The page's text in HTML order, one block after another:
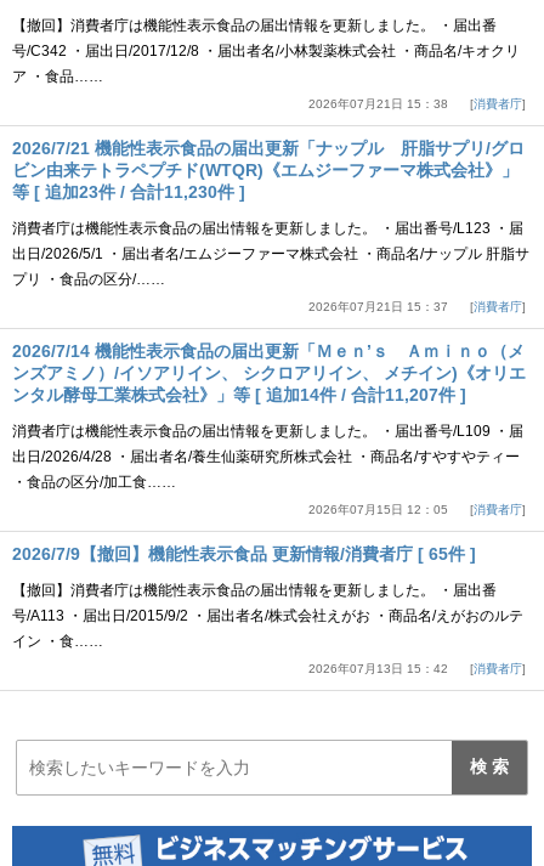
【撤回】消費者庁は機能性表示食品の届出情報を更新しました。 ・届出番
号/C342 ・届出日/2017/12/8 ・届出者名/小林製薬株式会社 ・商品名/キオクリ
ア ・食品……
2026年07月21日 15：38 消費者庁
2026/7/21 機能性表示食品の届出更新「ナップル 肝脂サプリ/グロ
ビン由来テトラペプチド(WTQR)《エムジーファーマ株式会社》」
等 [ 追加23件 / 合計11,230件 ]
消費者庁は機能性表示食品の届出情報を更新しました。 ・届出番号/L123 ・届
出日/2026/5/1 ・届出者名/エムジーファーマ株式会社 ・商品名/ナップル 肝脂サ
プリ ・食品の区分/……
2026年07月21日 15：37 消費者庁
2026/7/14 機能性表示食品の届出更新「Ｍｅｎ’ｓ Ａｍｉｎｏ（メ
ンズアミノ）/イソアリイン、 シクロアリイン、 メチイン)《オリエ
ンタル酵母工業株式会社》」等 [ 追加14件 / 合計11,207件 ]
消費者庁は機能性表示食品の届出情報を更新しました。 ・届出番号/L109 ・届
出日/2026/4/28 ・届出者名/養生仙薬研究所株式会社 ・商品名/すやすやティー
・食品の区分/加工食……
2026年07月15日 12：05 消費者庁
2026/7/9【撤回】機能性表示食品 更新情報/消費者庁 [ 65件 ]
【撤回】消費者庁は機能性表示食品の届出情報を更新しました。 ・届出番
号/A113 ・届出日/2015/9/2 ・届出者名/株式会社えがお ・商品名/えがおのルテ
イン ・食……
2026年07月13日 15：42 消費者庁